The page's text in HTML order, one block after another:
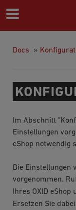
Docs »
Im Abschnitt
Einstellungen
eShop notwendig
Die
vorgenommen.
Ihres OXID eShop
Ersetzen Sie dabei